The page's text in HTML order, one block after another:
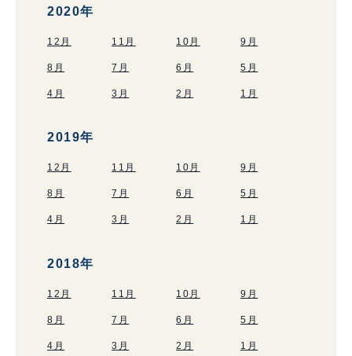
2020年
12月 11月 10月 9月
8月 7月 6月 5月
4月 3月 2月 1月
2019年
12月 11月 10月 9月
8月 7月 6月 5月
4月 3月 2月 1月
2018年
12月 11月 10月 9月
8月 7月 6月 5月
4月 3月 2月 1月